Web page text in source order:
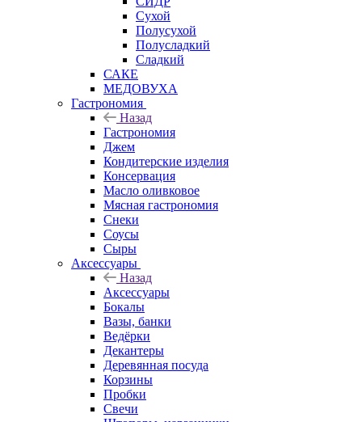
Сухой
Полусухой
Полусладкий
Сладкий
САКЕ
МЕДОВУХА
Гастрономия
Назад
Гастрономия
Джем
Кондитерские изделия
Консервация
Масло оливковое
Мясная гастрономия
Снеки
Соусы
Сыры
Аксессуары
Назад
Аксессуары
Бокалы
Вазы, банки
Ведёрки
Декантеры
Деревянная посуда
Корзины
Пробки
Свечи